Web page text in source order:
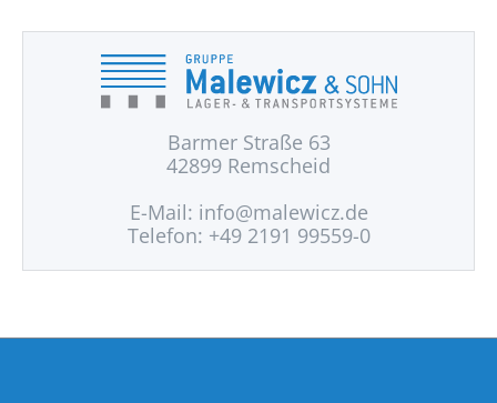
Barmer Straße 63
42899 Remscheid
E-Mail: info@malewicz.de
Telefon: +49 2191 99559-0